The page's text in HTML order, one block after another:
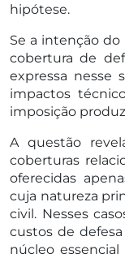
hipótese.
Se a intenção
cobertura de
expressa nesse
impactos
imposição
A questão
coberturas
oferecidas
cuja natureza
civil. Nesses
custos de
núcleo